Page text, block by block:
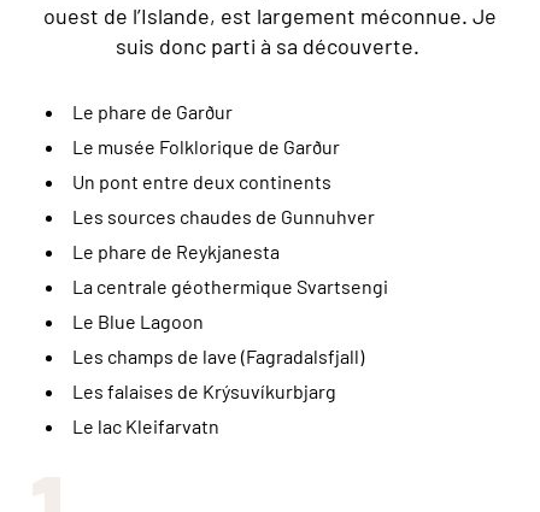
ouest de l’Islande, est largement méconnue. Je
suis donc parti à sa découverte.
Le phare de Garður
Le musée Folklorique de Garður
Un pont entre deux continents
Les sources chaudes de Gunnuhver
Le phare de Reykjanesta
La centrale géothermique Svartsengi
Le Blue Lagoon
Les champs de lave (Fagradalsfjall)
Les falaises de Krýsuvíkurbjarg
Le lac Kleifarvatn